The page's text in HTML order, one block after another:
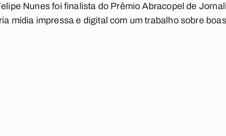
Nunes foi finalista do Prêmio Abracopel de
mídia impressa e digital com um trabalho sobre